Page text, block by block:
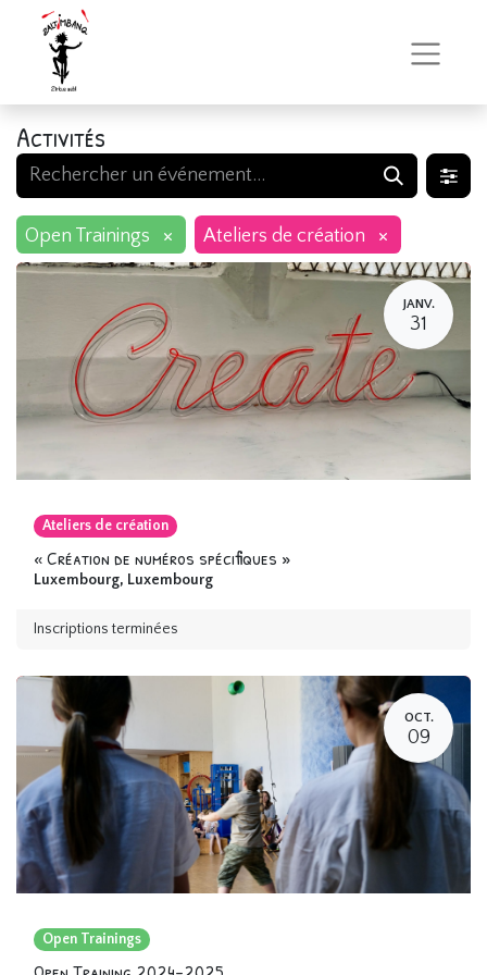
Activités
Open Trainings × Ateliers de création ×
JANV.
31
Ateliers de création
« Création de numéros spécifiques »
Luxembourg, Luxembourg
Inscriptions terminées
OCT.
09
Open Trainings